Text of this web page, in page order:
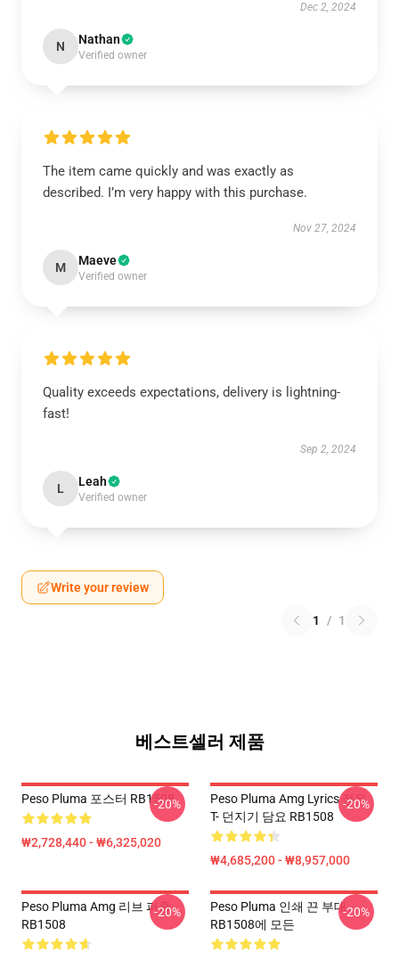
Dec 2, 2024
N Nathan
Verified owner
The item came quickly and was exactly as
described. I’m very happy with this purchase.
Nov 27, 2024
M Maeve
Verified owner
Quality exceeds expectations, delivery is lightning-
fast!
Sep 2, 2024
L Leah
Verified owner
Write your review
1 / 1
베스트셀러 제품
Peso Pluma 포스터 RB1508
₩2,728,440 - ₩6,325,020
-20%
Peso Pluma Amg Lyrics 정유
T- 던지기 담요 RB1508
₩4,685,200 - ₩8,957,000
-20%
Peso Pluma Amg 리브 퍼즐
RB1508
-20%
Peso Pluma 인쇄 끈 부대
RB1508에 모든
-20%